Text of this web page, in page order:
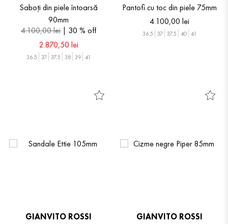
Saboți din piele întoarsă
90mm
4.100,00lei 30 % off
2.870,50 lei
36.5 37 37.5 38 39 41
Pantofi cu toc din piele 75mm
4.100,00 lei
36.5 37 37.5 40 41
GIANVITO ROSSI
GIANVITO ROSSI